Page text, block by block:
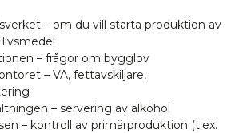
– om du vill starta produktion av
livsmedel
– frågor om bygglov
– VA, fettavskiljare,
– servering av alkohol
– kontroll av primärproduktion (t.ex.